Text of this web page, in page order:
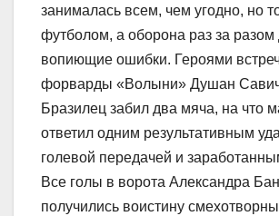
занималась всем, чем угодно, но
футболом, а оборона раз за разом
вопиющие ошибки. Героями
форварды «Волыни» Душан
Бразилец забил два мяча, на что
ответил одним результативным
голевой передачей и
Все голы в ворота Александра
получились воистину